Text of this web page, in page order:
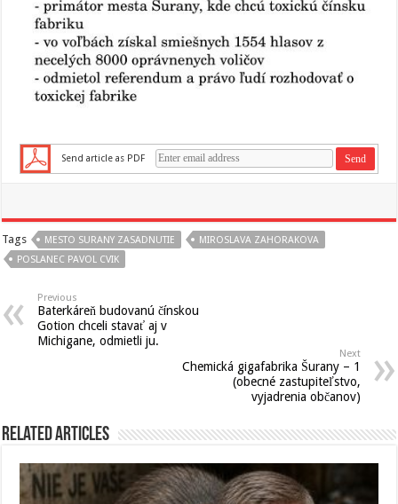
Send article as PDF
Tags MESTO SURANY ZASADNUTIE
MIROSLAVA ZAHORAKOVA
POSLANEC PAVOL CVIK
Previous
Baterkáreň budovanú čínskou
Gotion chceli stavať aj v
Michigane, odmietli ju.
Next
Chemická gigafabrika Šurany – 1
(obecné zastupiteľstvo,
vyjadrenia občanov)
Related Articles